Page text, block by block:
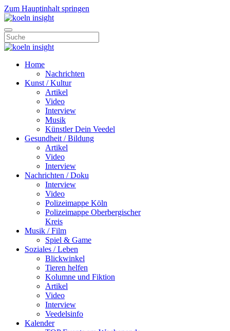
Zum Hauptinhalt springen
Home
Nachrichten
Kunst / Kultur
Artikel
Video
Interview
Musik
Künstler Dein Veedel
Gesundheit / Bildung
Artikel
Video
Interview
Nachrichten / Doku
Interview
Video
Polizeimappe Köln
Polizeimappe Oberbergischer
Kreis
Musik / Film
Spiel & Game
Soziales / Leben
Blickwinkel
Tieren helfen
Kolumne und Fiktion
Artikel
Video
Interview
Veedelsinfo
Kalender